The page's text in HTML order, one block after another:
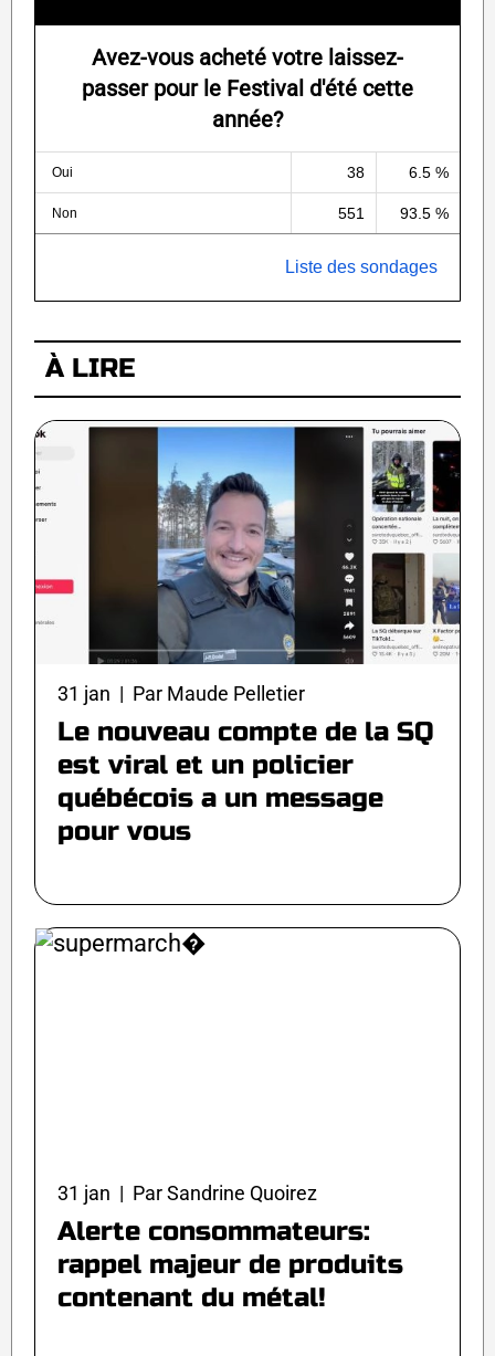
Avez-vous acheté votre laissez-
passer pour le Festival d'été cette
année?
Oui 38 6.5 %
Non 551 93.5 %
Liste des sondages
À LIRE
31 jan | Par Maude Pelletier
Le nouveau compte de la SQ
est viral et un policier
québécois a un message
pour vous
31 jan | Par Sandrine Quoirez
Alerte consommateurs:
rappel majeur de produits
contenant du métal!